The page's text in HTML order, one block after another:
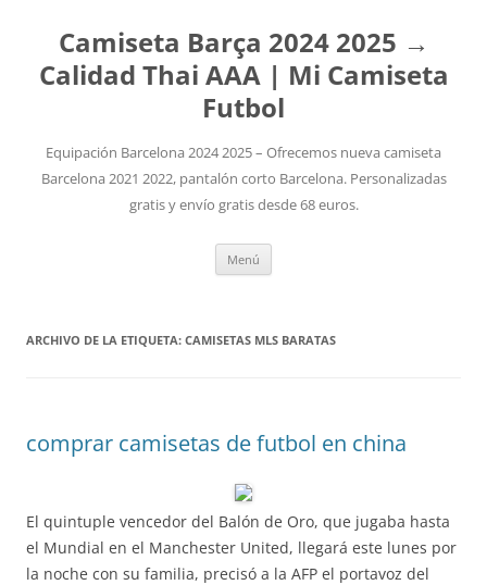
Camiseta Barça 2024 2025 →
Calidad Thai AAA | Mi Camiseta
Futbol
Equipación Barcelona 2024 2025 – Ofrecemos nueva camiseta
Barcelona 2021 2022, pantalón corto Barcelona. Personalizadas
gratis y envío gratis desde 68 euros.
Menú
ARCHIVO DE LA ETIQUETA: CAMISETAS MLS BARATAS
comprar camisetas de futbol en china
El quintuple vencedor del Balón de Oro, que jugaba hasta
el Mundial en el Manchester United, llegará este lunes por
la noche con su familia, precisó a la AFP el portavoz del